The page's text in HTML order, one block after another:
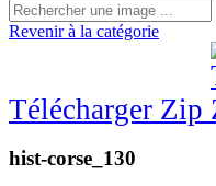
Revenir à la catégorie
Télécharger Zip
hist-corse_130